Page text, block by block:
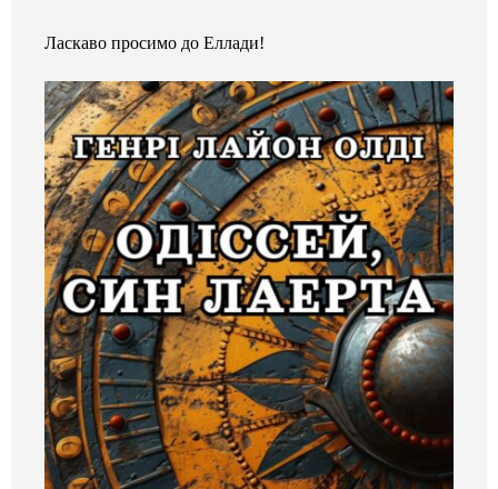
Ласкаво просимо до Еллади!